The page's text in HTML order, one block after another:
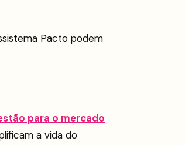
Pacto podem
para o mercado
a vida do